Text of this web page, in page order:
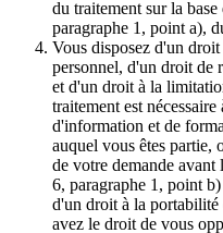
du traitement sur la
paragraphe 1, point a),
Vous disposez d'un droit
personnel, d'un droit de
et d'un droit à la
traitement est
d'information et de
auquel vous êtes partie,
de votre demande avant
6, paragraphe 1, point
d'un droit à la
avez le droit de vous